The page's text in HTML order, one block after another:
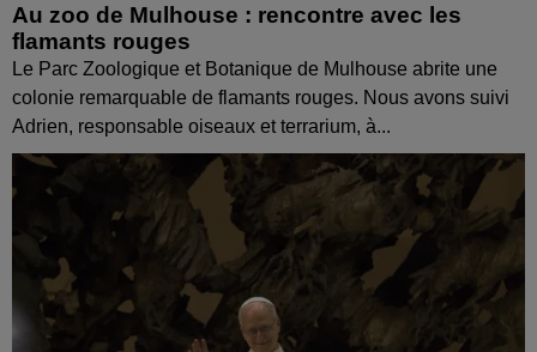
Au zoo de Mulhouse : rencontre avec les
flamants rouges
Le Parc Zoologique et Botanique de Mulhouse abrite une
colonie remarquable de flamants rouges. Nous avons suivi
Adrien, responsable oiseaux et terrarium, à...